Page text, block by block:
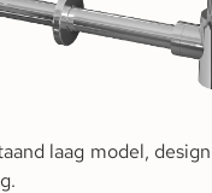
laag model,